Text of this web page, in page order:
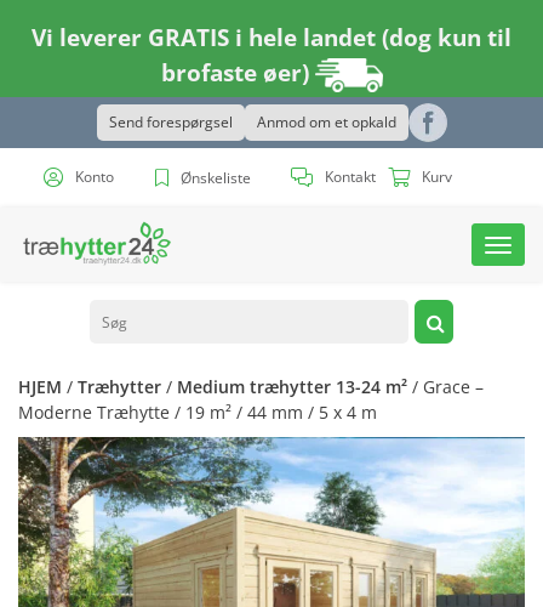
Vi leverer GRATIS i hele landet (dog kun til
brofaste øer)
Send forespørgsel Anmod om et opkald
Konto Ønskeliste Kontakt Kurv
HJEM / Træhytter / Medium træhytter 13-24 m² / Grace –
Moderne Træhytte / 19 m² / 44 mm / 5 x 4 m